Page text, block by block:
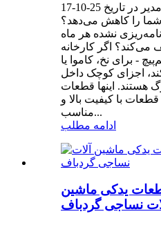
تاریخ 25-10-17
شما را کاهش می‌دهد؟
نشده هر ماه
می‌کند؟ اگر کارخانه
- برای نخ، کاموا یا
اجزای کوچک داخل
هستند. اینها قطعات
با کیفیت بالا و
مناسب...
ادامه مطلب
یدکی ماشین
نساجی گردباف